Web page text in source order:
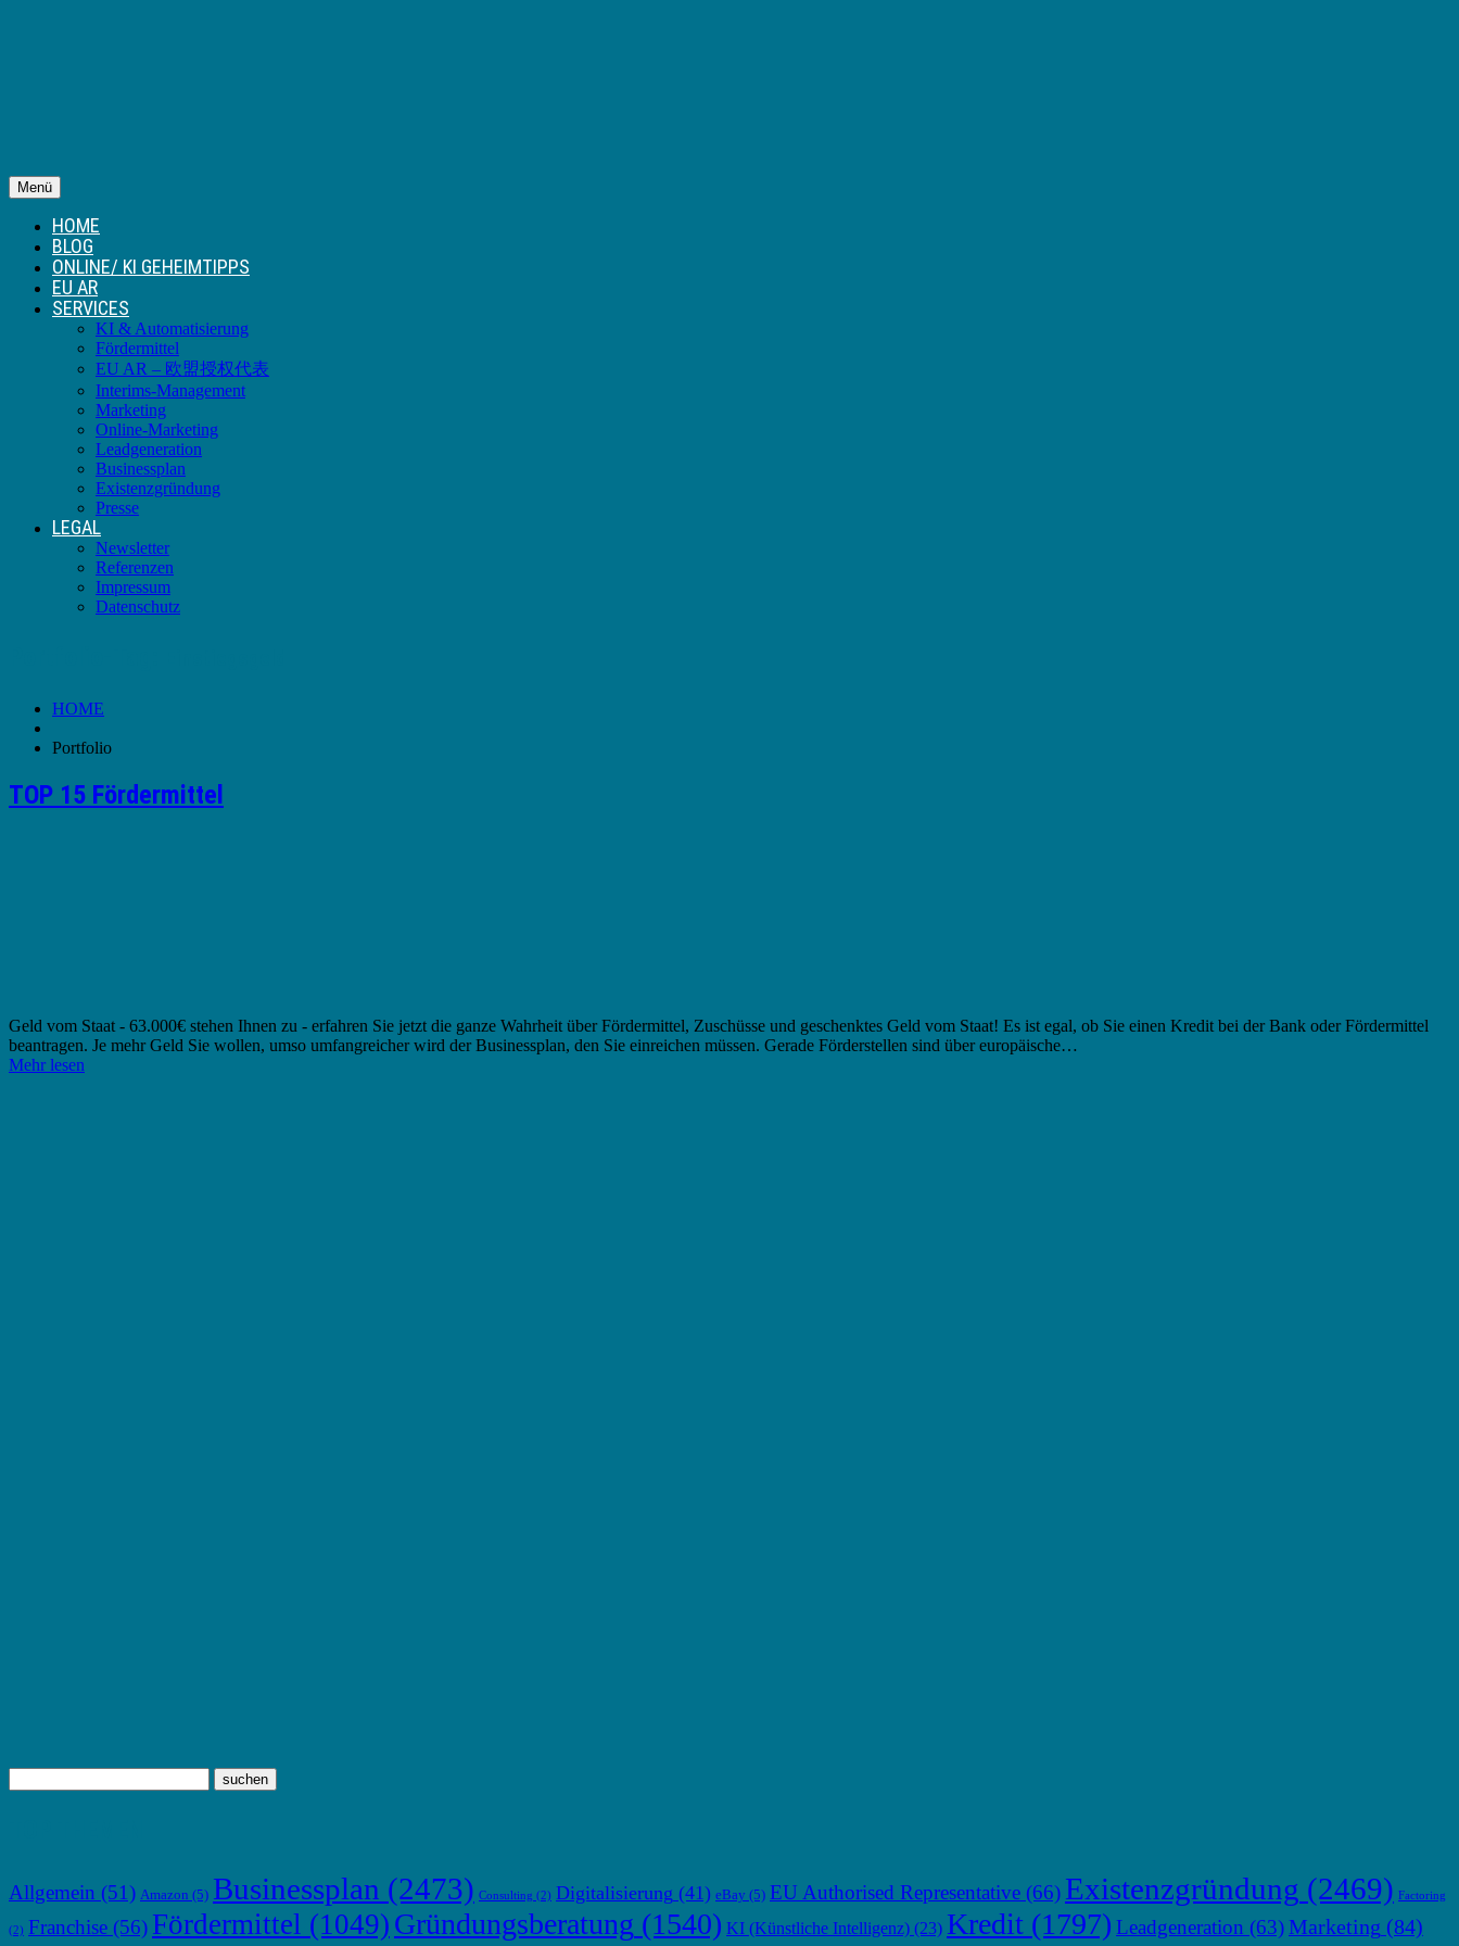
Menü
HOME
BLOG
ONLINE/ KI GEHEIMTIPPS
EU AR
SERVICES
KI & Automatisierung
Fördermittel
EU AR – 欧盟授权代表
Interims-Management
Marketing
Online-Marketing
Leadgeneration
Businessplan
Existenzgründung
Presse
LEGAL
Newsletter
Referenzen
Impressum
Datenschutz
HOME
Portfolio
TOP 15 Fördermittel
Geld vom Staat - 63.000€ stehen Ihnen zu - erfahren Sie jetzt die ganze Wahrheit über Fördermittel, Zuschüsse und geschenktes Geld vom Staat! Es ist egal, ob Sie einen Kredit bei der Bank oder Fördermittel
beantragen. Je mehr Geld Sie wollen, umso umfangreicher wird der Businessplan, den Sie einreichen müssen. Gerade Förderstellen sind über europäische…
Mehr lesen
Allgemein (51) Amazon (5) Businessplan (2473) Consulting (2) Digitalisierung (41) eBay (5) EU Authorised Representative (66) Existenzgründung (2469) Factoring
(2) Franchise (56) Fördermittel (1049) Gründungsberatung (1540) KI (Künstliche Intelligenz) (23) Kredit (1797) Leadgeneration (63)Marketing (84)